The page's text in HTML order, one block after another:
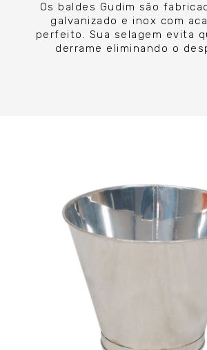
Os baldes Gudim são
galvanizado e inox com
perfeito. Sua selagem evita
derrame eliminando o